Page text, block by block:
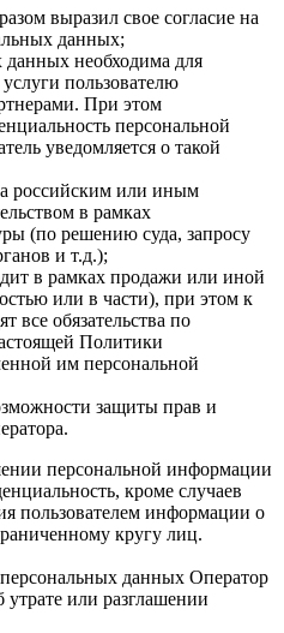
выразил свое согласие на
данных;
данных необходима для
пользователю
При этом
персональной
уведомляется о такой
российским или иным
в рамках
(по решению суда, запросу
и т.д.);
в рамках продажи или иной
или в части), при этом к
все обязательства по
Политики
им персональной
защиты прав и
персональной информации
кроме случаев
пользователем информации о
кругу лиц.
данных Оператор
утрате или разглашении